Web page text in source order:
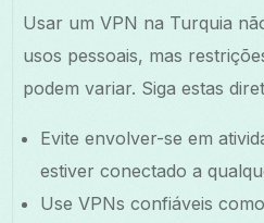
Usar um VPN na Turquia
usos pessoais, mas
podem variar. Siga estas
Evite envolver-se em
estiver conectado a
Use VPNs confiáveis